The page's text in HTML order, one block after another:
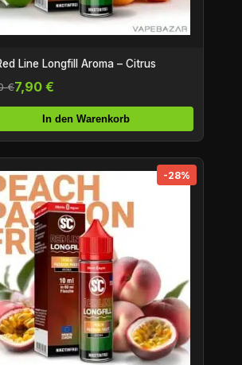
Line Longfill Aroma – Citrus
€7,90 €
In den Warenkorb
-28%